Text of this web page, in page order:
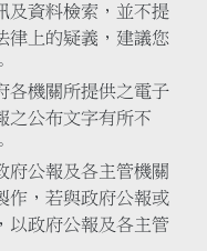
及資料檢索，並不提
律上的疑義，建議您
各機關所提供之電子
之公布文字有所不
府公報及各主管機關
作，若與政府公報或
以政府公報及各主管